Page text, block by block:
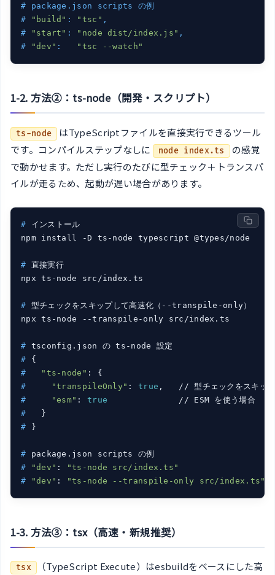
# package.json scripts の例
#
"build" : "tsc" ,
#
"start" : "node dist/index.js" ,
#
"dev" : "tsc --watch"
1-2. 方法②：ts-node（開発・スクリプト）
ts-node
はTypeScriptファイルを直接実行できるツール
です。コンパイルステップなしに
node index.ts
の感覚
で動かせます。ただし実行のたびに型チェック＋トランスパ
イルが走るため、起動が遅い場合があります。
# インストール
# 直接実行
# 型チェックをスキップして高速化（--transpile-only）
# tsconfig.json の ts-node 設定
# {
#
"ts-node" : {
#
"transpileOnly" : true ,   // 型チェックをスキップ
#
"esm" : true
              // ESM を使う場合
#
   }
# }
# package.json scripts の例
#
"dev" :
"ts-node src/index.ts"
#
"dev" : "ts-node --transpile-only src/index.ts"
1-3. 方法③：tsx（高速・新規推奨）
tsx （TypeScript Execute）はesbuildをベースにした高